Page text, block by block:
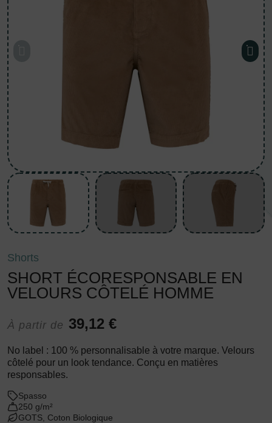
Shorts
SHORT ÉCORESPONSABLE EN
VELOURS CÔTELÉ HOMME
À partir de 39,12 €
No label : 100 % personnalisable à votre marque. Velours
côtelé pour un look tendance. Conçu en matières
responsables.
Spasso
250 g/m²
GOTS, Coton Biologique